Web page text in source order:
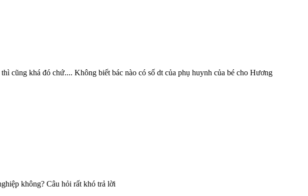
cũng khá đó chứ.... Không biết bác nào có số dt của phụ huynh của bé cho Hương
không? Câu hỏi rất khó trả lời